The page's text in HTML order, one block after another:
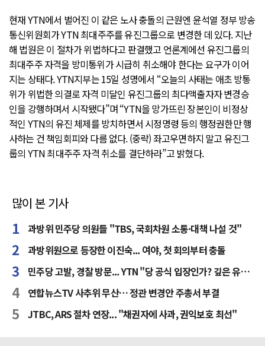
현재 YTN에서 벌어진 이 같은 노사 충돌의 근원엔 윤석열 정부 방송
통신위원회가 YTN 최대주주를 유진그룹으로 변경한 데 있다. 지난
해 법원은 이 절차가 위법하다고 판결했고 언론계에선 유진그룹의
최대주주 자격을 방미통위가 시급히 취소해야 한다는 요구가 이어
지는 상태다. YTN지부는 15일 성명에서 “오늘의 사태는 애초 방통
위가 위법한 의결로 자격 미달인 유진그룹의 최다액출자자 변경승
인을 강행하며서 시작됐다”며 “YTN을 망가뜨린 장본인이 비정상
적인 YTN의 유진 체제를 방치하면서 시정명령 등의 행정권한만 행
사하는 건 책임회피와 다름 없다. (중략) 좌고우면하지 말고 유진그
룹의 YTN 최대주주 자격 취소를 결단하라”고 밝혔다.
많이 본 기사
과방위 민주당 의원들 "TBS, 국회차원 소통·대책 나설 것"
과방위원으로 등장한 이진숙... 여야, 첫 회의부터 충돌
민주당 고발, 경찰 방문... YTN "당 공식 입장인가? 깊은 유감"
연합뉴스TV 사추위 무산… 정관 변경안 주총서 부결
JTBC, ARS 절차 연장... "채권자에 사과, 권익보호 최선"